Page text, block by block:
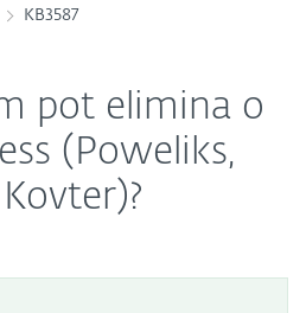
KB3587
pot elimina o
(Poweliks,